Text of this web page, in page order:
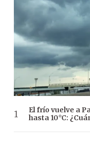
El frío vuelve a
hasta 10°C: